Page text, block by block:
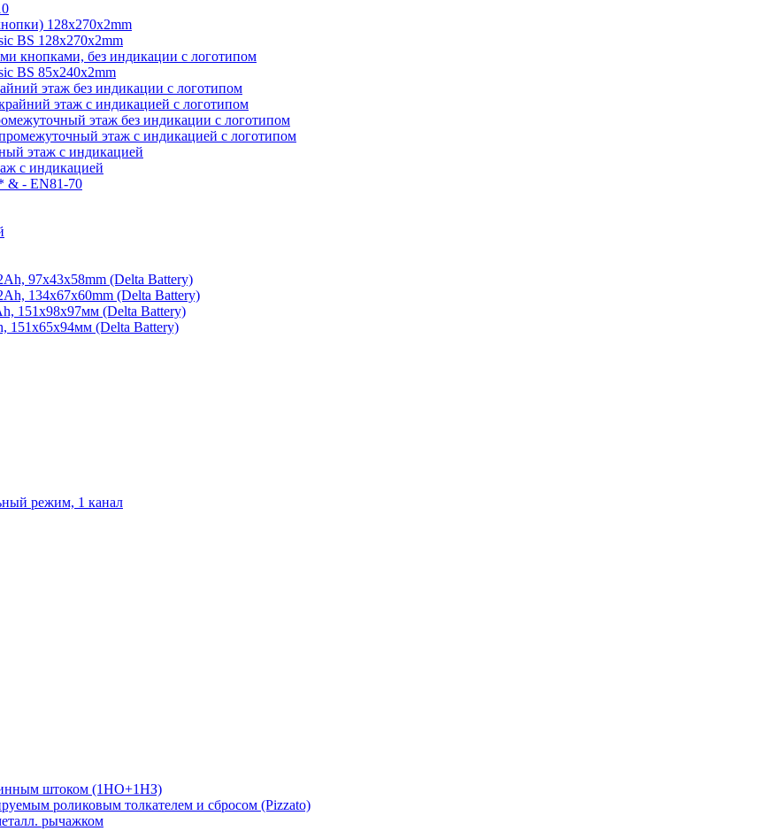
128х270х2mm
BS 128х270х2mm
кнопками, без индикации с логотипом
BS 85х240х2mm
этаж без индикации с логотипом
этаж с индикацией с логотипом
этаж без индикации с логотипом
этаж с индикацией с логотипом
этаж с индикацией
с индикацией
& - EN81-70
97х43х58mm (Delta Battery)
134x67x60mm (Delta Battery)
151х98х97мм (Delta Battery)
151х65х94мм (Delta Battery)
режим, 1 канал
штоком (1НО+1НЗ)
роликовым толкателем и сбросом (Pizzato)
рычажком